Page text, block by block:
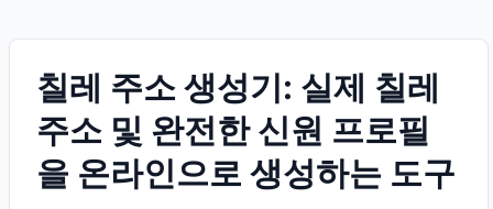
칠레 주소 생성기: 실제 칠레
주소 및 완전한 신원 프로필
을 온라인으로 생성하는 도구